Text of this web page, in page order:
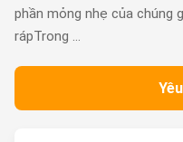
phần mỏng nhẹ của chúng
rápTrong ...